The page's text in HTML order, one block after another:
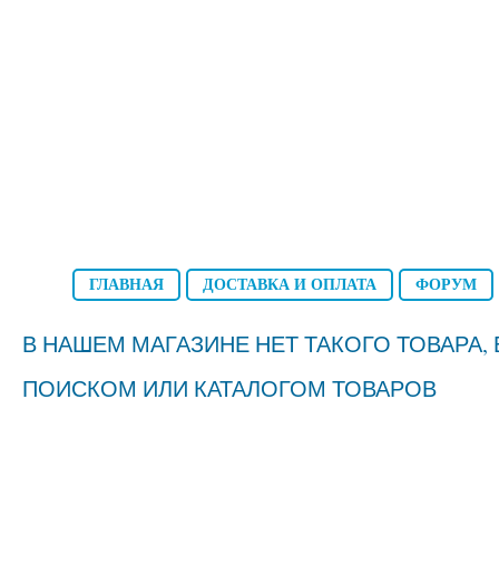
ГЛАВНАЯ ДОСТАВКА И ОПЛАТА ФОРУМ
В НАШЕМ МАГАЗИНЕ НЕТ ТАКОГО
ПОИСКОМ ИЛИ КАТАЛОГОМ ТОВАРОВ